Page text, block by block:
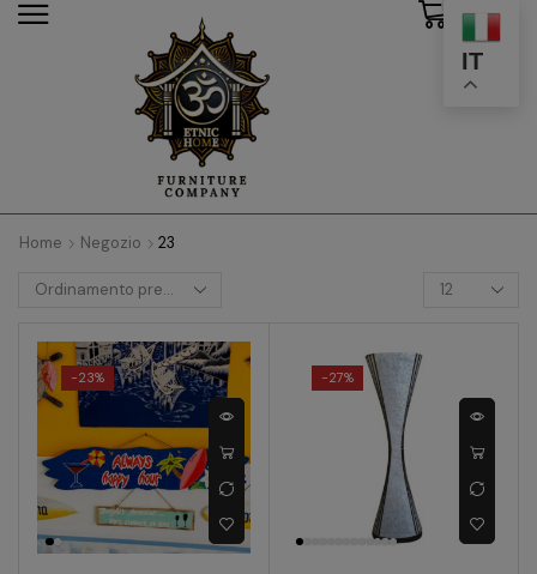
IT
Home Negozio 23
-23% -27%